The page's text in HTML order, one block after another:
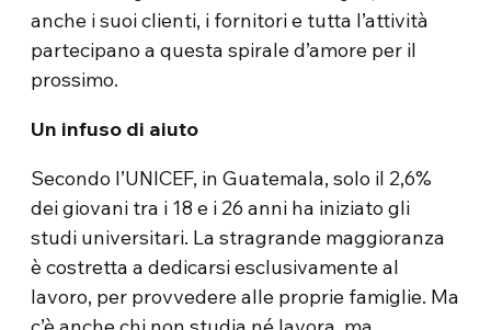
anche i suoi clienti, i fornitori e tutta l’attività
partecipano a questa spirale d’amore per il
prossimo.
Un infuso di aiuto
Secondo l’UNICEF, in Guatemala, solo il 2,6%
dei giovani tra i 18 e i 26 anni ha iniziato gli
studi universitari. La stragrande maggioranza
è costretta a dedicarsi esclusivamente al
lavoro, per provvedere alle proprie famiglie. Ma